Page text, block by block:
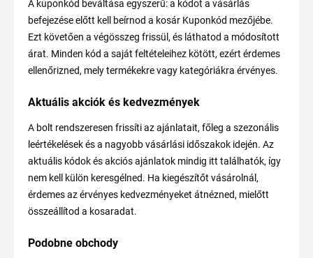
A kuponkód beváltása egyszerű: a kódot a vásárlás
befejezése előtt kell beírnod a kosár Kuponkód mezőjébe.
Ezt követően a végösszeg frissül, és láthatod a módosított
árat. Minden kód a saját feltételeihez kötött, ezért érdemes
ellenőrizned, mely termékekre vagy kategóriákra érvényes.
Aktuális akciók és kedvezmények
A bolt rendszeresen frissíti az ajánlatait, főleg a szezonális
leértékelések és a nagyobb vásárlási időszakok idején. Az
aktuális kódok és akciós ajánlatok mindig itt találhatók, így
nem kell külön keresgélned. Ha kiegészítőt vásárolnál,
érdemes az érvényes kedvezményeket átnézned, mielőtt
összeállítod a kosaradat.
Podobne obchody